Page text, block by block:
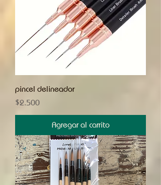
pincel delineador
Precio
$2.500
Agregar al carrito